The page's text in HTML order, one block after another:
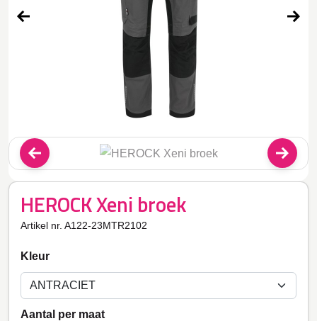
HEROCK Xeni broek
Artikel nr. A122-23MTR2102
Kleur
Aantal per maat